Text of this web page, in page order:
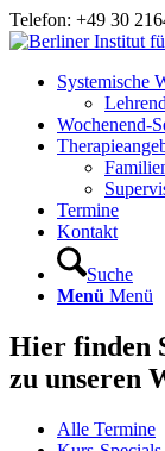
Telefon: +49 30
Systemische
Wochenend-
Termine
Kontakt
Suche
Menü Menü
Hier finden
zu unseren
Alle Termine